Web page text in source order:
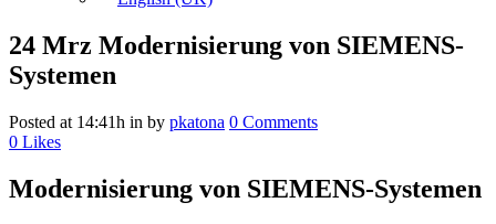
24 Mrz Modernisierung von SIEMENS-
Systemen
Posted at 14:41h in by pkatona 0 Comments
0 Likes
Modernisierung von SIEMENS-Systemen